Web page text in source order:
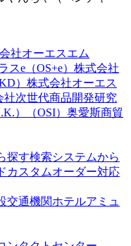
社オーエスエム
e（OS+e） 株式会社
） 株式会社オーエス
社次世代商品開発研究
）（OSI） 奥愛斯商貿
探す検索システムから
カスタムオーダー対応
交通機関ホテルアミュ